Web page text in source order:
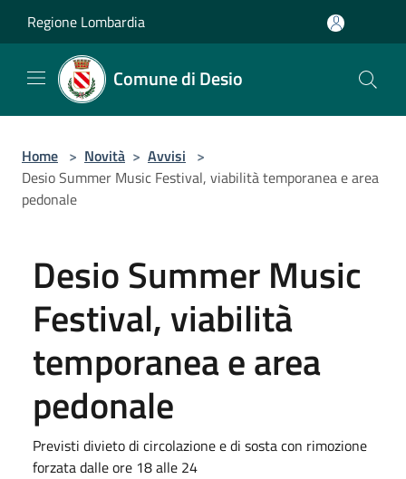
Regione Lombardia
Comune di Desio
Home > Novità > Avvisi >
Desio Summer Music Festival, viabilità temporanea e area
pedonale
Desio Summer Music
Festival, viabilità
temporanea e area
pedonale
Previsti divieto di circolazione e di sosta con rimozione
forzata dalle ore 18 alle 24